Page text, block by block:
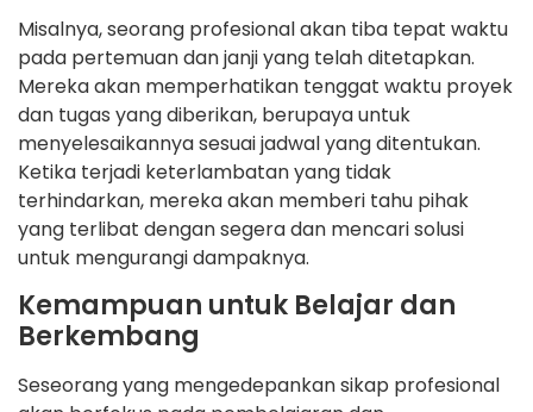
Misalnya, seorang profesional akan tiba tepat waktu
pada pertemuan dan janji yang telah ditetapkan.
Mereka akan memperhatikan tenggat waktu proyek
dan tugas yang diberikan, berupaya untuk
menyelesaikannya sesuai jadwal yang ditentukan.
Ketika terjadi keterlambatan yang tidak
terhindarkan, mereka akan memberi tahu pihak
yang terlibat dengan segera dan mencari solusi
untuk mengurangi dampaknya.
Kemampuan untuk Belajar dan
Berkembang
Seseorang yang mengedepankan sikap profesional